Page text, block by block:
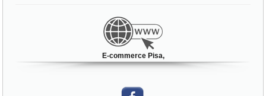
E-commerce Pisa,